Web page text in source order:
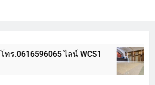
.0616596065 ไลน์ WCS1